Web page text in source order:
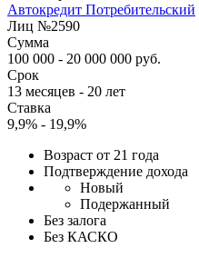
Автокредит Потребительский
Лиц №2590
Сумма
100 000 - 20 000 000 руб.
Срок
13 месяцев - 20 лет
Ставка
9,9% - 19,9%
Возраст от 21 года
Подтверждение дохода
Новый
Подержанный
Без залога
Без КАСКО